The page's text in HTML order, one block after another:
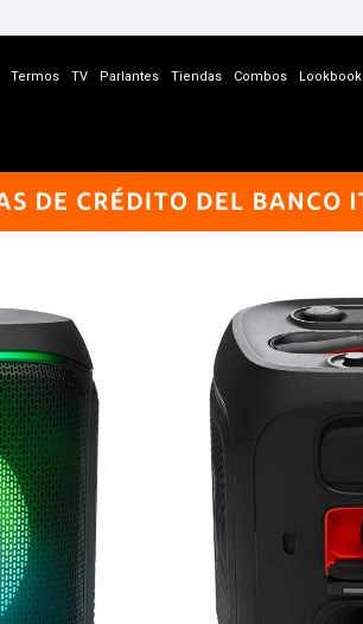
Termos TV Parlantes Tiendas Combos Lookbook